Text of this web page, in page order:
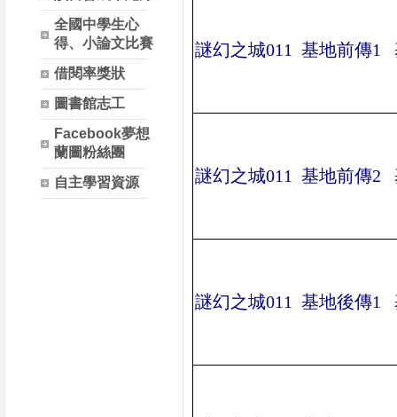
全國中學生心
得、小論文比賽
借閱率獎狀
圖書館志工
Facebook夢想
蘭圖粉絲團
自主學習資源
謎幻之城011 基地前傳1
謎幻之城011 基地前傳2
謎幻之城011 基地後傳1